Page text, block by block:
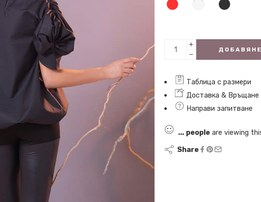
Таблица с размери
Доставка & Връщане
Направи запитване
... people are viewing
Share